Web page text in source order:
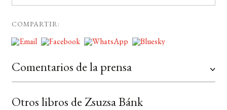
COMPARTIR:
Comentarios de la prensa
Otros libros de Zsuzsa Bánk